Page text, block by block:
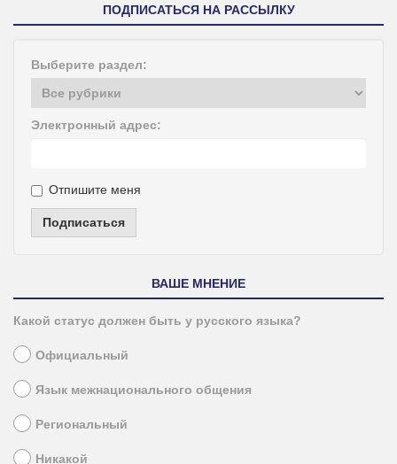
ПОДПИСАТЬСЯ НА РАССЫЛКУ
Выберите раздел:
Электронный адрес:
Отпишите меня
Подписаться
ВАШЕ МНЕНИЕ
Какой статус должен быть у русского языка?
Официальный
Язык межнационального общения
Региональный
Никакой